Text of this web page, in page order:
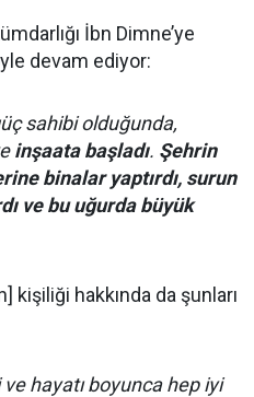
İbn Dimne’ye
devam ediyor:
sahibi olduğunda,
inşaata başladı. Şehrin
binalar yaptırdı, surun
ve bu uğurda büyük
kişiliği hakkında da şunları
hayatı boyunca hep iyi